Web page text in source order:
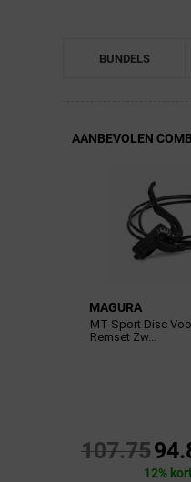
BUNDELS
AANBEVOLEN
MAGURA
MT Sport Disc
Remset Zw...
107.75
12%